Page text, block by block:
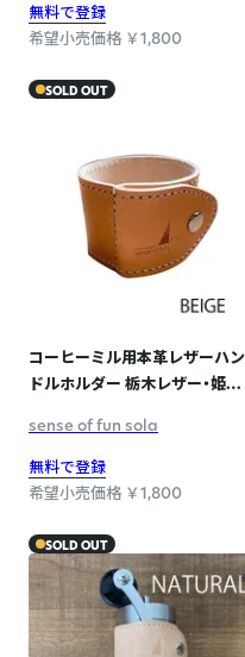
無料で登録
希望小売価格 ￥1,800
SOLD OUT
コーヒーミル用本革レザーハン
ドルホルダー 栃木レザー・姫路
sense of fun sola
無料で登録
希望小売価格 ￥1,800
SOLD OUT